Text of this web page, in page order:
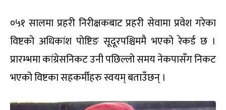
०५१ सालमा प्रहरी निरीक्षकबाट प्रहरी सेवामा प्रवेश गरेका
विष्टको अधिकांश पोष्टिङ सूदूरपश्चिममै भएको रेकर्ड छ ।
प्रारम्भमा कांग्रेसनिकट उनी पछिल्लो समय नेकपासँग निकट
भएको विष्टका सहकर्मीहरु स्वयम् बताउँछन् ।